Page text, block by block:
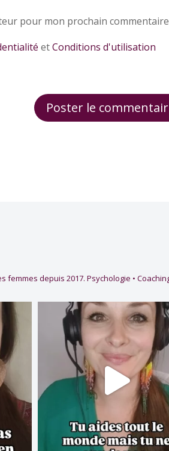
pour mon prochain
etConditions d'utilisation
femmes depuis 2017. Psychologie •